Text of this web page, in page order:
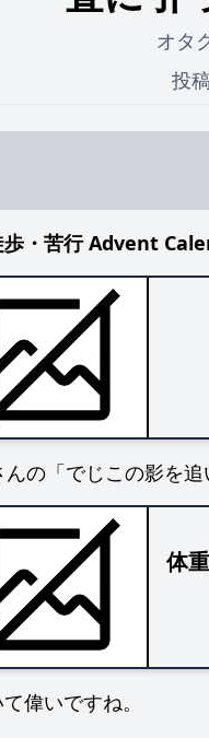
オタ
投
ます
り…
院へ行く
検査！
歩・苦行 Advent
の「でじこの影を
体
偉いですね。